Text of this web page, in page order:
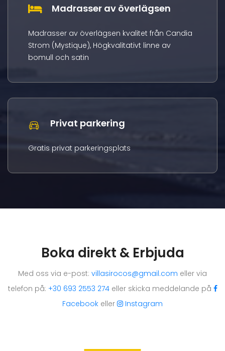
Madrasser av överlägsen
Madrasser av överlägsen kvalitet från Candia
Strom (Mystique), Högkvalitativt linne av
bomull och satin
Privat parkering
Gratis privat parkeringsplats
Boka direkt & Erbjuda
Med oss via e-post: villasirocos@gmail.com eller via
telefon på: +30 693 2553 274eller skicka meddelande på
Facebook eller Instagram